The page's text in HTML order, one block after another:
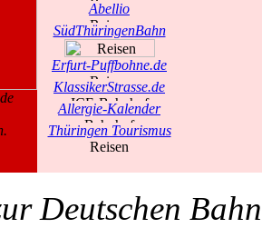
Abellio
SüdThüringenBahn
Erfurt-Puffbohne.de
KlassikerStrasse.de
Allergie-Kalender
Thüringen Tourismus
Deutschen